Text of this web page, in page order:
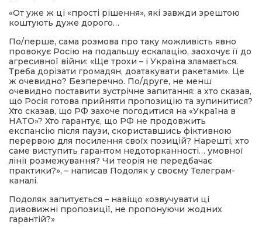
«От уже ж ці «прості рішення», які завжди зрештою
коштують дуже дорого…
По/перше, сама розмова про таку можливість явно
провокує Росію на подальшу ескалацію, заохочує її до
агресивної війни: «Ще трохи – і Україна зламається.
Треба дорізати громадян, доатакувати ракетами». Це
ж очевидно? Безперечно. По/друге, не менш
очевидно поставити зустрічне запитання: а хто сказав,
що Росія готова прийняти пропозицію та зупинитися?
Хто сказав, що РФ захоче погодитися на «Україна в
НАТО»? Хто гарантує, що РФ не продовжить
експансію після паузи, скориставшись фіктивною
перервою для посилення своїх позицій? Нарешті, хто
саме виступить гарантом недоторканності… умовної
лінії розмежування? Чи теорія не передбачає
практики?», – написав Подоляк у своєму Телеграм-
каналі.
Подоляк запитується – навіщо «озвучувати ці
дивовижні пропозиції, не пропонуючи жодних
гарантій?»